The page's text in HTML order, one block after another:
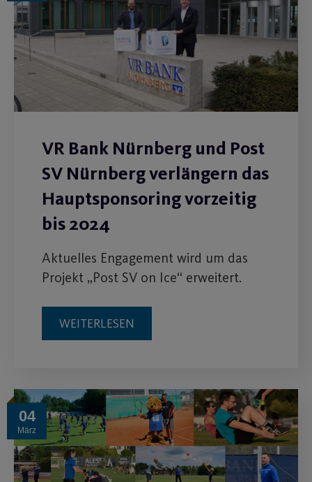
VR Bank Nürnberg und Post
SV Nürnberg verlängern das
Hauptsponsoring vorzeitig
bis 2024
Aktuelles Engagement wird um das
Projekt „Post SV on Ice“ erweitert.
WEITERLESEN
04
März